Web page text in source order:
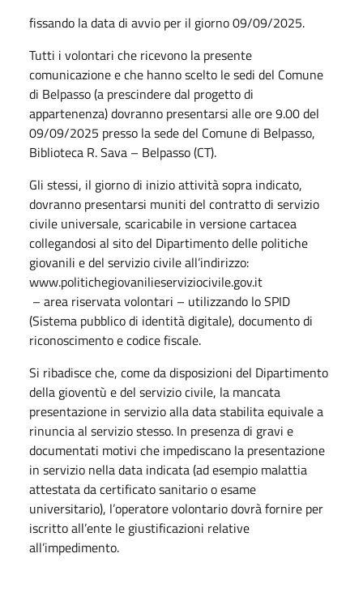
fissando la data di avvio per il giorno 09/09/2025.
Tutti i volontari che ricevono la presente
comunicazione e che hanno scelto le sedi del Comune
di Belpasso (a prescindere dal progetto di
appartenenza) dovranno presentarsi alle ore 9.00 del
09/09/2025 presso la sede del Comune di Belpasso,
Biblioteca R. Sava – Belpasso (CT).
Gli stessi, il giorno di inizio attività sopra indicato,
dovranno presentarsi muniti del contratto di servizio
civile universale, scaricabile in versione cartacea
collegandosi al sito del Dipartimento delle politiche
giovanili e del servizio civile all’indirizzo:
www.politichegiovanilieserviziocivile.gov.it
– area riservata volontari – utilizzando lo SPID
(Sistema pubblico di identità digitale), documento di
riconoscimento e codice fiscale.
Si ribadisce che, come da disposizioni del Dipartimento
della gioventù e del servizio civile, la mancata
presentazione in servizio alla data stabilita equivale a
rinuncia al servizio stesso. In presenza di gravi e
documentati motivi che impediscano la presentazione
in servizio nella data indicata (ad esempio malattia
attestata da certificato sanitario o esame
universitario), l’operatore volontario dovrà fornire per
iscritto all’ente le giustificazioni relative
all’impedimento.